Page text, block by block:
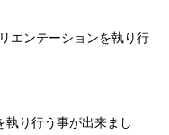
エンテーションを執り行
執り行う事が出来まし